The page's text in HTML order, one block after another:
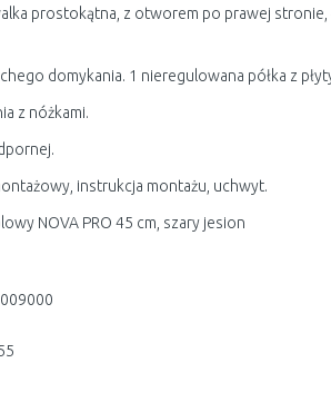
prostokątna, z otworem po prawej
domykania. 1 nieregulowana półka z
z nóżkami.
instrukcja montażu, uchwyt.
NOVA PRO 45 cm, szary jesion